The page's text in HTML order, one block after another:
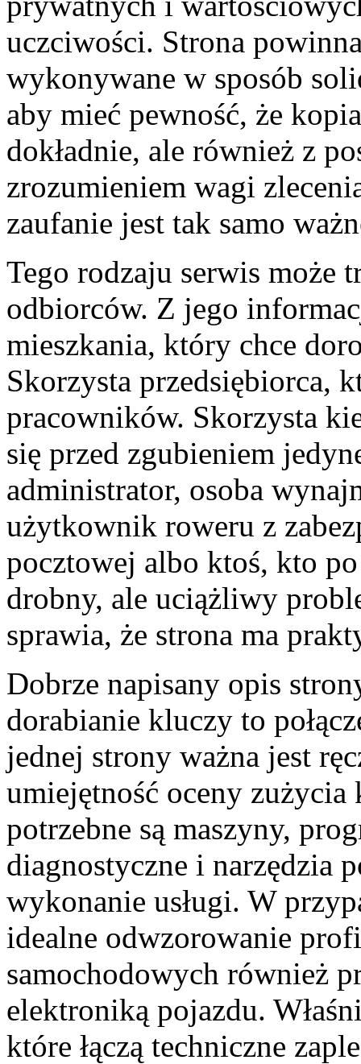
uczciwości. Strona
wykonywane w sposób
aby mieć pewność, że
dokładnie, ale również z
zrozumieniem wagi
zaufanie jest tak samo
Tego rodzaju serwis może
odbiorców. Z jego
mieszkania, który chce
Skorzysta przedsiębiorca,
pracowników. Skorzysta
się przed zgubieniem
administrator, osoba
użytkownik roweru z
pocztowej albo ktoś, kto
drobny, ale uciążliwy
sprawia, że strona ma
Dobrze napisany opis
dorabianie kluczy to
jednej strony ważna jest
umiejętność oceny
potrzebne są maszyny,
diagnostyczne i narzędzia
wykonanie usługi. W
idealne odwzorowanie
samochodowych również
elektroniką pojazdu.
które łączą techniczne